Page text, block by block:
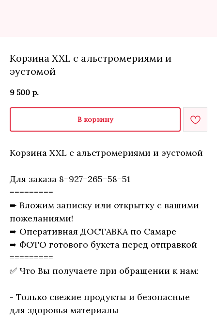
Корзина XXL с альстромериями и
эустомой
9 500 р.
В корзину
Корзина XXL с альстромериями и эустомой
Для заказа 8−927−265−58−51
=========
➨ Вложим записку или открытку с вашими
пожеланиями!
➨ Оперативная ДОСТАВКА по Самаре
➨ ФОТО готового букета перед отправкой
=========
✅ Что Вы получаете при обращении к нам:
- Только свежие продукты и безопасные
для здоровья материалы